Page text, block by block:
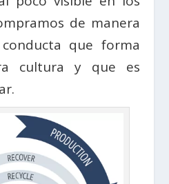
de manera
que forma
cultura y que es